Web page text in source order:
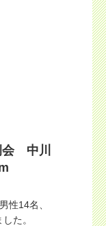
中川
性14名、
た。